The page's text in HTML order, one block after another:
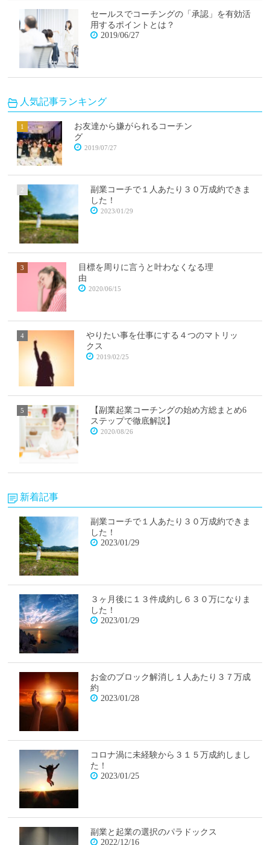
セールスでコーチングの「承認」を有効活
用するポイントとは？
2019/06/27
人気記事ランキング
お友達から嫌がられるコーチン
グ
2019/07/27
副業コーチで１人あたり３０万成約できま
した！
2023/01/29
目標を周りに言うと叶わなくなる理
由
2020/06/15
やりたい事を仕事にする４つのマトリッ
クス
2019/02/25
【副業起業コーチングの始め方総まとめ6
ステップで徹底解説】
2020/08/26
新着記事
副業コーチで１人あたり３０万成約できま
した！
2023/01/29
３ヶ月後に１３件成約し６３０万になりま
した！
2023/01/29
お金のブロック解消し１人あたり３７万成
約
2023/01/28
コロナ渦に未経験から３１５万成約しまし
た！
2023/01/25
副業と起業の選択のパラドックス
2022/12/16